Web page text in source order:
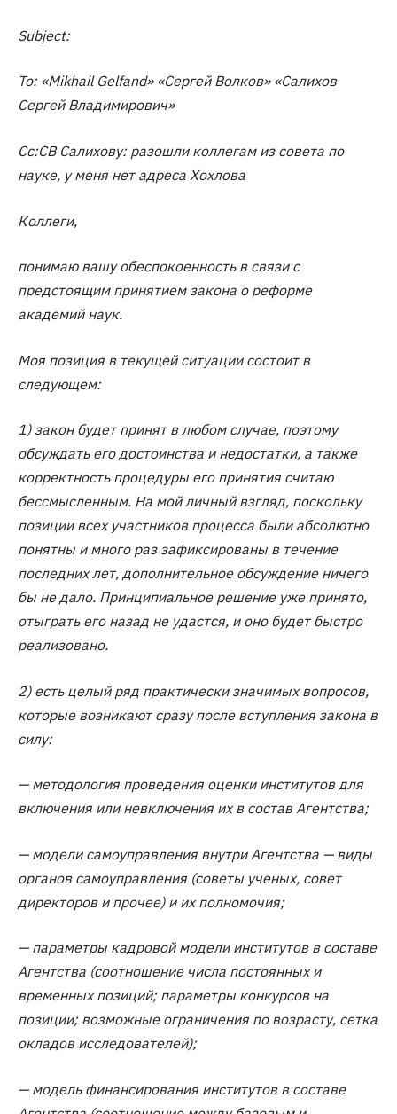
Subject:
To: «Mikhail Gelfand» «Сергей Волков» «Салихов
Сергей Владимирович»
Cc:СВ Салихову: разошли коллегам из совета по
науке, у меня нет адреса Хохлова
Коллеги,
понимаю вашу обеспокоенность в связи с
предстоящим принятием закона о реформе
академий наук.
Моя позиция в текущей ситуации состоит в
следующем:
1) закон будет принят в любом случае, поэтому
обсуждать его достоинства и недостатки, а также
корректность процедуры его принятия считаю
бессмысленным. На мой личный взгляд, поскольку
позиции всех участников процесса были абсолютно
понятны и много раз зафиксированы в течение
последних лет, дополнительное обсуждение ничего
бы не дало. Принципиальное решение уже принято,
отыграть его назад не удастся, и оно будет быстро
реализовано.
2) есть целый ряд практически значимых вопросов,
которые возникают сразу после вступления закона в
силу:
— методология проведения оценки институтов для
включения или невключения их в состав Агентства;
— модели самоуправления внутри Агентства — виды
органов самоуправления (советы ученых, совет
директоров и прочее) и их полномочия;
— параметры кадровой модели институтов в составе
Агентства (соотношение числа постоянных и
временных позиций; параметры конкурсов на
позиции; возможные ограничения по возрасту, сетка
окладов исследователей);
— модель финансирования институтов в составе